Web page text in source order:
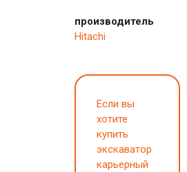
производитель
Hitachi
Если вы
хотите
купить
экскаватор
карьерный